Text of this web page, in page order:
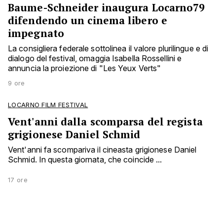
Baume-Schneider inaugura Locarno79
difendendo un cinema libero e
impegnato
La consigliera federale sottolinea il valore plurilingue e di
dialogo del festival, omaggia Isabella Rossellini e
annuncia la proiezione di "Les Yeux Verts"
9 ore
LOCARNO FILM FESTIVAL
Vent'anni dalla scomparsa del regista
grigionese Daniel Schmid
Vent'anni fa scompariva il cineasta grigionese Daniel
Schmid. In questa giornata, che coincide ...
17 ore